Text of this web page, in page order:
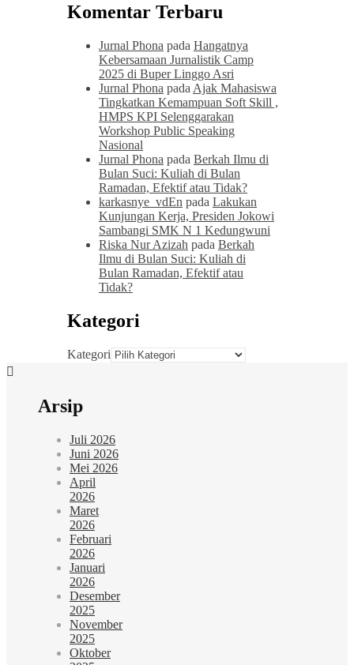
Komentar Terbaru
Jurnal Phona pada Hangatnya
Kebersamaan Jurnalistik Camp
2025 di Buper Linggo Asri
Jurnal Phona pada Ajak Mahasiswa
Tingkatkan Kemampuan Soft Skill ,
HMPS KPI Selenggarakan
Workshop Public Speaking
Nasional
Jurnal Phona pada Berkah Ilmu di
Bulan Suci: Kuliah di Bulan
Ramadan, Efektif atau Tidak?
karkasnye_vdEn pada Lakukan
Kunjungan Kerja, Presiden Jokowi
Sambangi SMK N 1 Kedungwuni
Riska Nur Azizah pada Berkah
Ilmu di Bulan Suci: Kuliah di
Bulan Ramadan, Efektif atau
Tidak?
Kategori
Kategori
Arsip
Juli 2026
Juni 2026
Mei 2026
April
2026
Maret
2026
Februari
2026
Januari
2026
Desember
2025
November
2025
Oktober